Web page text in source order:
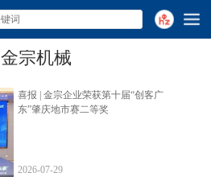
金宗机械
喜报 | 金宗企业荣获第十届“创客广
东”肇庆地市赛二等奖
2026-07-29